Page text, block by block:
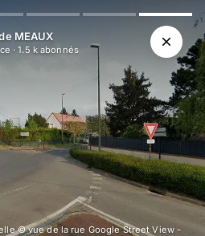
MEAUX
·1.5 kabonnés
© vue de la rue Google Street View -